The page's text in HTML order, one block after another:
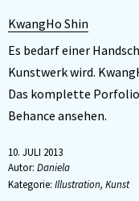
KwangHo Shin
Es bedarf einer
Kunstwerk wird.
Das komplette
Behance ansehen.
10. JULI 2013
Autor: Daniela
Kategorie: Illustration, Kunst